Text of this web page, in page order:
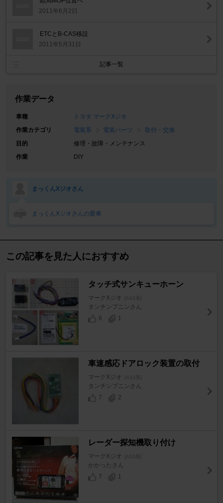
2011年6月2日
ETCとB-CAS移設
2011年5月31日
記事一覧
作業データ
車種
トヨタ マークXジオ
作業カテゴリ
電装系 電装パーツ
取付・交換
目的
修理・故障・メンテナンス
作業
DIY
まっくんXジオさん
まっくんXジオさんの愛車
この記事を見た人におすすめ
タッチ式サンキューホーン
マークXジオ [A10系]
タンチンプニンさん
6
1
車速感応ドアロック装置の取付
マークXジオ [A10系]
タンチンプニンさん
7
2
レーダー探知機取り付け
マークXジオ [A10系]
かかったさん
7
1